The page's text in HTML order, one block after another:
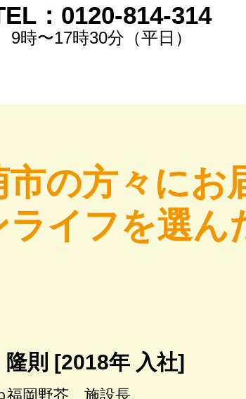
：0120-814-314
9時〜17時30分（平日）
の方々にお
ライフを選ん
隆則 [2018年 入社]
福岡野芥 施設長